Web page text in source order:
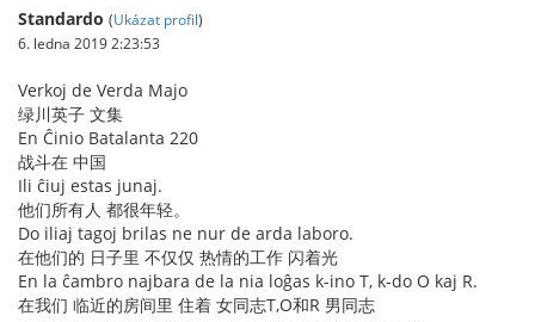
Standardo (Ukázat profil)
6. ledna 2019 2:23:53
Verkoj de Verda Majo
绿川英子 文集
En Ĉinio Batalanta 220
战斗在 中国
Ili ĉiuj estas junaj.
他们所有人 都很年轻。
Do iliaj tagoj brilas ne nur de arda laboro.
在他们的 日子里 不仅仅 热情的工作 闪着光
En la ĉambro najbara de la nia loĝas k-ino T, k-do O kaj R.
在我们 临近的房间里 住着 女同志T,O和R 男同志